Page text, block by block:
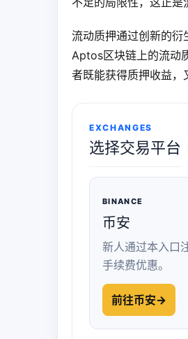
流动质押通过创新的
Aptos区块链上的流动
者既能获得质押收益，
EXCHANGES
选择交易平台
BINANCE
币安
新人通过本入口
手续费优惠。
前往币安→